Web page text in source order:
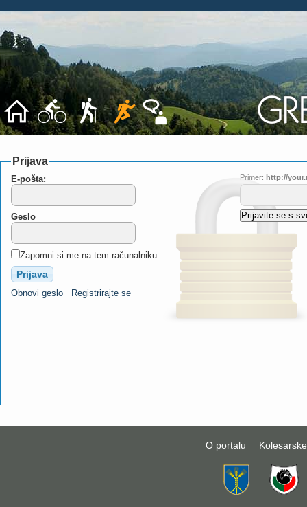
Prijava
E-pošta:
Geslo
Zapomni si me na tem računalniku
Obnovi geslo Registrirajte se
Primer: http://
O portalu